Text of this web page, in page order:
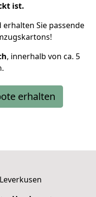
ist.
Sie passende
, innerhalb von ca. 5
erhalten